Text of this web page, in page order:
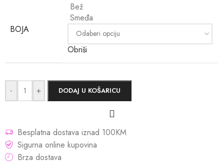
BOJA
Bež
Smeđa
Obriši
- + DODAJ U KOŠARICU
Besplatna dostava iznad 100KM
Sigurna online kupovina
Brza dostava